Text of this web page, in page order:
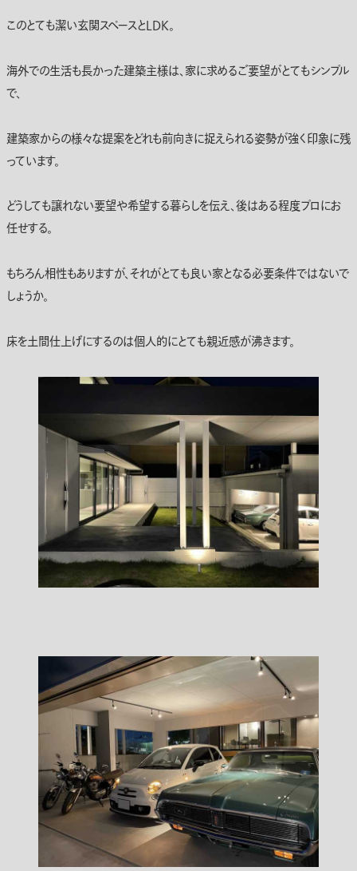
このとても潔い玄関スペースとLDK。
海外での生活も長かった建築主様は、家に求めるご要望がとてもシンプル
で、
建築家からの様々な提案をどれも前向きに捉えられる姿勢が強く印象に残
っています。
どうしても譲れない要望や希望する暮らしを伝え、後はある程度プロにお
任せする。
もちろん相性もありますが、それがとても良い家となる必要条件ではないで
しょうか。
床を土間仕上げにするのは個人的にとても親近感が沸きます。